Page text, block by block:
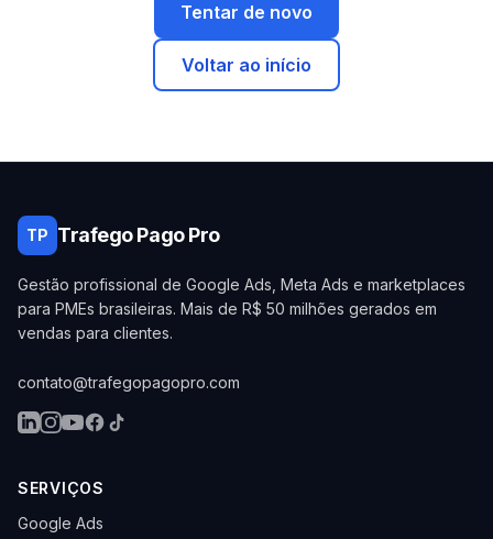
Tentar de novo
Voltar ao início
TP Trafego Pago Pro
Gestão profissional de Google Ads, Meta Ads e marketplaces
para PMEs brasileiras. Mais de R$ 50 milhões gerados em
vendas para clientes.
contato@trafegopagopro.com
SERVIÇOS
Google Ads